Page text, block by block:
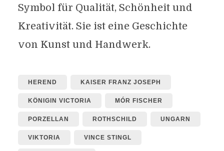
Symbol für Qualität, Schönheit und
Kreativität. Sie ist eine Geschichte
von Kunst und Handwerk.
HEREND KAISER FRANZ JOSEPH
KÖNIGIN VICTORIA MÓR FISCHER
PORZELLAN ROTHSCHILD UNGARN
VIKTORIA VINCE STINGL